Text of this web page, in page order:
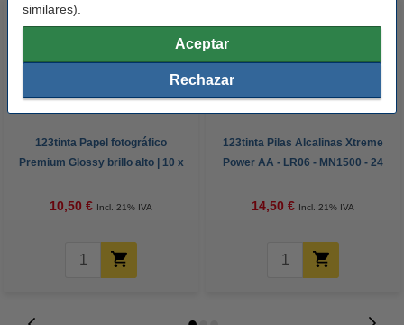
similares).
Aceptar
Rechazar
123tinta Papel fotográfico
Premium Glossy brillo alto | 10 x
10,50 € Incl. 21% IVA
123tinta Pilas Alcalinas Xtreme
Power AA - LR06 - MN1500 - 24
14,50 € Incl. 21% IVA